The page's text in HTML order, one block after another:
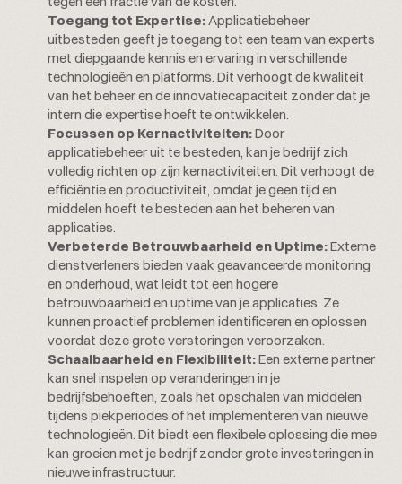
Toegang tot Expertise:Applicatiebeheer
uitbesteden geeft je toegang tot een team van experts
met diepgaande kennis en ervaring in verschillende
technologieën en platforms. Dit verhoogt de kwaliteit
van het beheer en de innovatiecapaciteit zonder dat je
intern die expertise hoeft te ontwikkelen.
Focussen op Kernactiviteiten:Door
applicatiebeheer uit te besteden, kan je bedrijf zich
volledig richten op zijn kernactiviteiten. Dit verhoogt de
efficiëntie en productiviteit, omdat je geen tijd en
middelen hoeft te besteden aan het beheren van
applicaties.
Verbeterde Betrouwbaarheid en Uptime:Externe
dienstverleners bieden vaak geavanceerde monitoring
en onderhoud, wat leidt tot een hogere
betrouwbaarheid en uptime van je applicaties. Ze
kunnen proactief problemen identificeren en oplossen
voordat deze grote verstoringen veroorzaken.
Schaalbaarheid en Flexibiliteit:Een externe partner
kan snel inspelen op veranderingen in je
bedrijfsbehoeften, zoals het opschalen van middelen
tijdens piekperiodes of het implementeren van nieuwe
technologieën. Dit biedt een flexibele oplossing die mee
kan groeien met je bedrijf zonder grote investeringen in
nieuwe infrastructuur.